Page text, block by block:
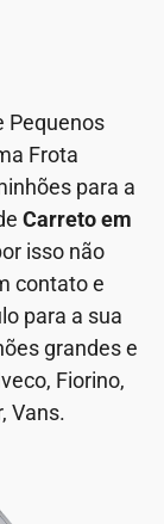
Pequenos
Frota
para a
Carreto em
isso não
contato e
para a sua
grandes e
Fiorino,
Vans.